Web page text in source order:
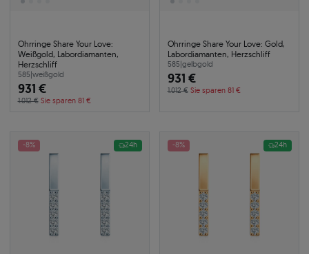
Ohrringe Share Your Love:
Weißgold, Labordiamanten,
Herzschliff
585|weißgold
931 €
1.012 € Sie sparen 81 €
Ohrringe Share Your Love: Gold,
Labordiamanten, Herzschliff
585|gelbgold
931 €
1.012 € Sie sparen 81 €
-8% 24h -8% 24h